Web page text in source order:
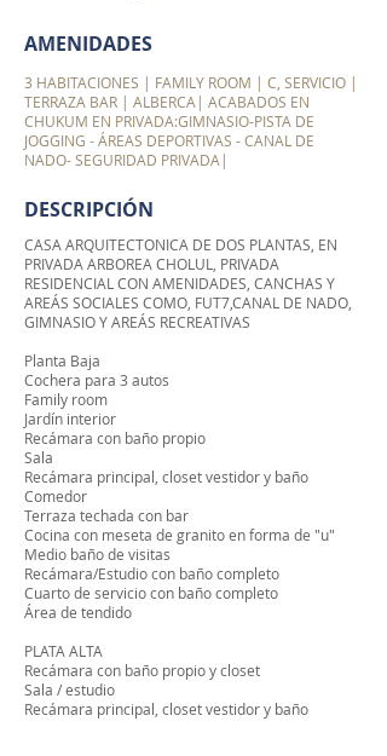
AMENIDADES
3 HABITACIONES | FAMILY ROOM | C, SERVICIO |
TERRAZA BAR | ALBERCA| ACABADOS EN
CHUKUM EN PRIVADA:GIMNASIO-PISTA DE
JOGGING - ÁREAS DEPORTIVAS - CANAL DE
NADO- SEGURIDAD PRIVADA|
DESCRIPCIÓN
CASA ARQUITECTONICA DE DOS PLANTAS, EN
PRIVADA ARBOREA CHOLUL, PRIVADA
RESIDENCIAL CON AMENIDADES, CANCHAS Y
AREÁS SOCIALES COMO, FUT7,CANAL DE NADO,
GIMNASIO Y AREÁS RECREATIVAS
Planta Baja
Cochera para 3 autos
Family room
Jardín interior
Recámara con baño propio
Sala
Recámara principal, closet vestidor y baño
Comedor
Terraza techada con bar
Cocina con meseta de granito en forma de "u"
Medio baño de visitas
Recámara/Estudio con baño completo
Cuarto de servicio con baño completo
Área de tendido
PLATA ALTA
Recámara con baño propio y closet
Sala / estudio
Recámara principal, closet vestidor y baño